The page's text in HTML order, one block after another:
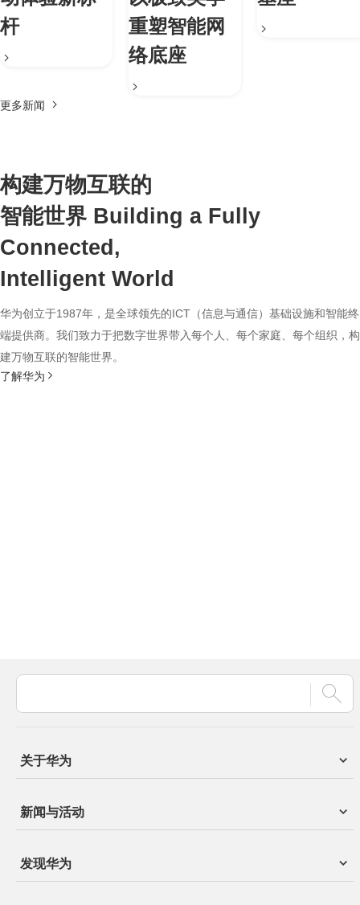
杆
重塑智能网
络底座
更多新闻
构建万物互联的
智能世界 Building a Fully
Connected,
Intelligent World
华为创立于1987年，是全球领先的ICT（信息与通信）基础设施和智能终
端提供商。我们致力于把数字世界带入每个人、每个家庭、每个组织，构
建万物互联的智能世界。
了解华为
关于华为
新闻与活动
发现华为